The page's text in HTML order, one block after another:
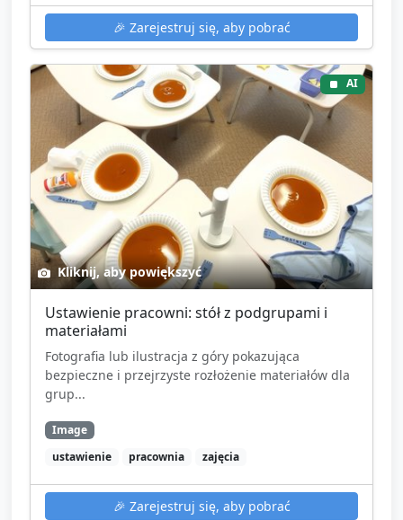
🎉 Zarejestruj się, aby pobrać
AI
Kliknij, aby powiększyć
Ustawienie pracowni: stół z podgrupami i
materiałami
Fotografia lub ilustracja z góry pokazująca
bezpieczne i przejrzyste rozłożenie materiałów dla
grup...
Image
ustawienie
pracownia zajęcia
🎉 Zarejestruj się, aby pobrać